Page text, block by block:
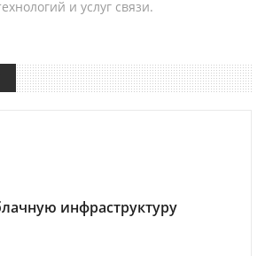
и услуг связи.
инфраструктуру